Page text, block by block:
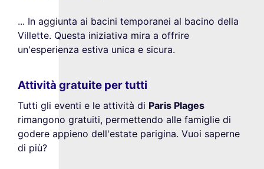
... In aggiunta ai bacini temporanei al bacino della
Villette. Questa iniziativa mira a offrire
un'esperienza estiva unica e sicura.
Attività gratuite per tutti
Tutti gli eventi e le attività di Paris Plages
rimangono gratuiti, permettendo alle famiglie di
godere appieno dell'estate parigina. Vuoi saperne
di più?